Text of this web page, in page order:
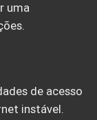
uma
de acesso
instável.